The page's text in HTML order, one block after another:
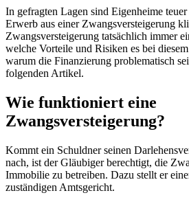
In gefragten Lagen sind Eigenheime
Erwerb aus einer Zwangsversteigerung
Zwangsversteigerung tatsächlich immer
welche Vorteile und Risiken es bei
warum die Finanzierung problematisch
folgenden Artikel.
Wie funktioniert eine
Zwangsversteigerung?
Kommt ein Schuldner seinen
nach, ist der Gläubiger berechtigt, die
Immobilie zu betreiben. Dazu stellt er
zuständigen Amtsgericht.